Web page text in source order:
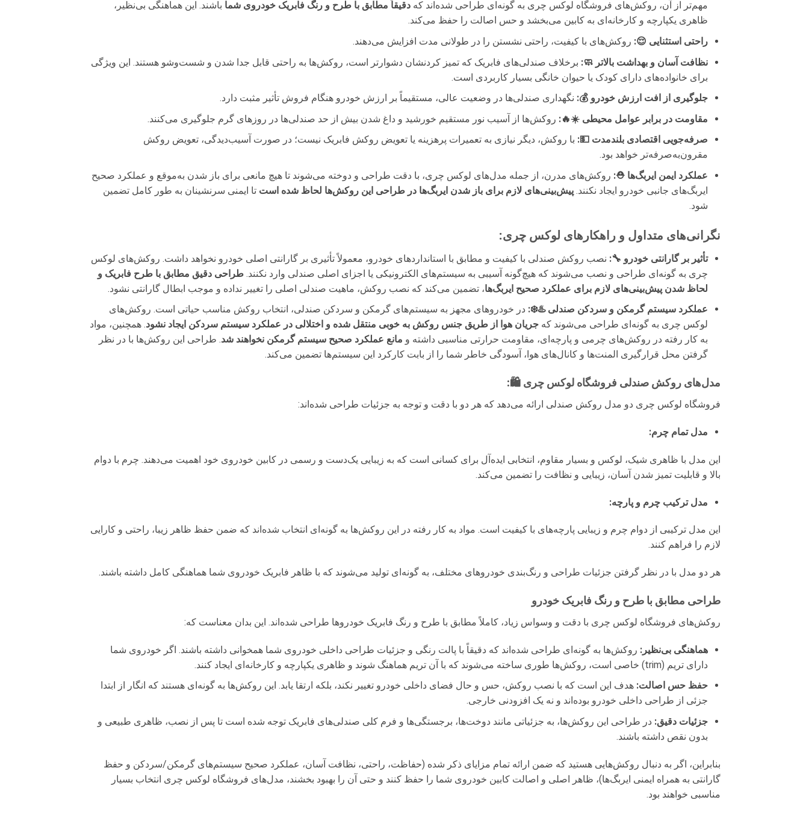
مهم‌تر از آن، روکش‌های فروشگاه لوکس چری به گونه‌ای طراحی شده‌اند که دقیقاً مطابق با طرح و رنگ فابریک خودروی شما باشند. این هماهنگی بی‌نظیر،
ظاهری یکپارچه و کارخانه‌ای به کابین می‌بخشد و حس اصالت را حفظ می‌کند.
راحتی استثنایی 😌: روکش‌های با کیفیت، راحتی نشستن را در طولانی مدت افزایش می‌دهند.
نظافت آسان و بهداشت بالاتر 🧼: برخلاف صندلی‌های فابریک که تمیز کردنشان دشوارتر است، روکش‌ها به راحتی قابل جدا شدن و شست‌وشو هستند. این ویژگی
برای خانواده‌های دارای کودک یا حیوان خانگی بسیار کاربردی است.
جلوگیری از افت ارزش خودرو 💰: نگهداری صندلی‌ها در وضعیت عالی، مستقیماً بر ارزش خودرو هنگام فروش تأثیر مثبت دارد.
مقاومت در برابر عوامل محیطی ☀️🔥: روکش‌ها از آسیب نور مستقیم خورشید و داغ شدن بیش از حد صندلی‌ها در روزهای گرم جلوگیری می‌کنند.
صرفه‌جویی اقتصادی بلندمدت 💵: با روکش، دیگر نیازی به تعمیرات پرهزینه یا تعویض روکش فابریک نیست؛ در صورت آسیب‌دیدگی، تعویض روکش
مقرون‌به‌صرفه‌تر خواهد بود.
عملکرد ایمن ایربگ‌ها ⛑️: روکش‌های مدرن، از جمله مدل‌های لوکس چری، با دقت طراحی و دوخته می‌شوند تا هیچ مانعی برای باز شدن به‌موقع و عملکرد صحیح
ایربگ‌های جانبی خودرو ایجاد نکنند. پیش‌بینی‌های لازم برای باز شدن ایربگ‌ها در طراحی این روکش‌ها لحاظ شده است تا ایمنی سرنشینان به طور کامل تضمین
شود.
نگرانی‌های متداول و راهکارهای لوکس چری:
تأثیر بر گارانتی خودرو 🔧: نصب روکش صندلی با کیفیت و مطابق با استانداردهای خودرو، معمولاً تأثیری بر گارانتی اصلی خودرو نخواهد داشت. روکش‌های لوکس
چری به گونه‌ای طراحی و نصب می‌شوند که هیچ‌گونه آسیبی به سیستم‌های الکترونیکی یا اجزای اصلی صندلی وارد نکنند. طراحی دقیق مطابق با طرح فابریک و
لحاظ شدن پیش‌بینی‌های لازم برای عملکرد صحیح ایربگ‌ها، تضمین می‌کند که نصب روکش، ماهیت صندلی اصلی را تغییر نداده و موجب ابطال گارانتی نشود.
عملکرد سیستم گرمکن و سردکن صندلی ♨️❄️: در خودروهای مجهز به سیستم‌های گرمکن و سردکن صندلی، انتخاب روکش مناسب حیاتی است. روکش‌های
لوکس چری به گونه‌ای طراحی می‌شوند که جریان هوا از طریق جنس روکش به خوبی منتقل شده و اختلالی در عملکرد سیستم سردکن ایجاد نشود. همچنین، مواد
به کار رفته در روکش‌های چرمی و پارچه‌ای، مقاومت حرارتی مناسبی داشته و مانع عملکرد صحیح سیستم گرمکن نخواهند شد. طراحی این روکش‌ها با در نظر
گرفتن محل قرارگیری المنت‌ها و کانال‌های هوا، آسودگی خاطر شما را از بابت کارکرد این سیستم‌ها تضمین می‌کند.
مدل‌های روکش صندلی فروشگاه لوکس چری 🛍️:
فروشگاه لوکس چری دو مدل روکش صندلی ارائه می‌دهد که هر دو با دقت و توجه به جزئیات طراحی شده‌اند:
مدل تمام چرم:
این مدل با ظاهری شیک، لوکس و بسیار مقاوم، انتخابی ایده‌آل برای کسانی است که به زیبایی یک‌دست و رسمی در کابین خودروی خود اهمیت می‌دهند. چرم با دوام
بالا و قابلیت تمیز شدن آسان، زیبایی و نظافت را تضمین می‌کند.
مدل ترکیب چرم و پارچه:
این مدل ترکیبی از دوام چرم و زیبایی پارچه‌های با کیفیت است. مواد به کار رفته در این روکش‌ها به گونه‌ای انتخاب شده‌اند که ضمن حفظ ظاهر زیبا، راحتی و کارایی
لازم را فراهم کنند.
هر دو مدل با در نظر گرفتن جزئیات طراحی و رنگ‌بندی خودروهای مختلف، به گونه‌ای تولید می‌شوند که با ظاهر فابریک خودروی شما هماهنگی کامل داشته باشند.
طراحی مطابق با طرح و رنگ فابریک خودرو
روکش‌های فروشگاه لوکس چری با دقت و وسواس زیاد، کاملاً مطابق با طرح و رنگ فابریک خودروها طراحی شده‌اند. این بدان معناست که:
هماهنگی بی‌نظیر: روکش‌ها به گونه‌ای طراحی شده‌اند که دقیقاً با پالت رنگی و جزئیات طراحی داخلی خودروی شما همخوانی داشته باشند. اگر خودروی شما
دارای تریم (trim) خاصی است، روکش‌ها طوری ساخته می‌شوند که با آن تریم هماهنگ شوند و ظاهری یکپارچه و کارخانه‌ای ایجاد کنند.
حفظ حس اصالت: هدف این است که با نصب روکش، حس و حال فضای داخلی خودرو تغییر نکند، بلکه ارتقا یابد. این روکش‌ها به گونه‌ای هستند که انگار از ابتدا
جزئی از طراحی داخلی خودرو بوده‌اند و نه یک افزودنی خارجی.
جزئیات دقیق: در طراحی این روکش‌ها، به جزئیاتی مانند دوخت‌ها، برجستگی‌ها و فرم کلی صندلی‌های فابریک توجه شده است تا پس از نصب، ظاهری طبیعی و
بدون نقص داشته باشند.
بنابراین، اگر به دنبال روکش‌هایی هستید که ضمن ارائه تمام مزایای ذکر شده (حفاظت، راحتی، نظافت آسان، عملکرد صحیح سیستم‌های گرمکن/سردکن و حفظ
گارانتی به همراه ایمنی ایربگ‌ها)، ظاهر اصلی و اصالت کابین خودروی شما را حفظ کنند و حتی آن را بهبود بخشند، مدل‌های فروشگاه لوکس چری انتخاب بسیار
مناسبی خواهند بود.